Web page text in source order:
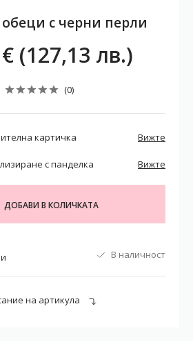
с черни перли
(127,13 лв.)
(0)
картичка Вижте
с панделка Вижте
ДОБАВИ В КОЛИЧКАТА
В наличност
на артикула